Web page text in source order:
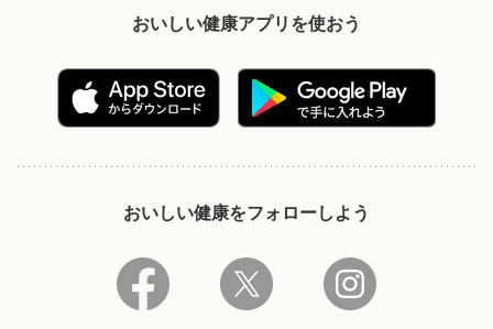
おいしい健康アプリを使おう
おいしい健康をフォローしよう